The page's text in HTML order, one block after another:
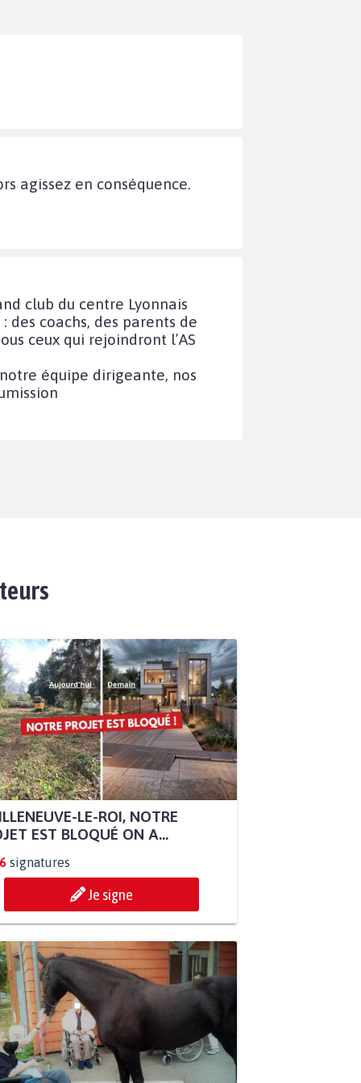
agissez en conséquence.
club du centre Lyonnais
des coachs, des parents de
ceux qui rejoindront l’AS
équipe dirigeante, nos
LE-ROI, NOTRE
EST BLOQUÉ ON A...
signatures
Je signe